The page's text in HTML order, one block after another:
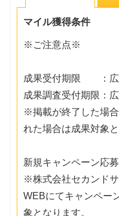
マイル獲得条件
※ご注意点※
成果受付期限 ：広
成果調査受付期限：
※掲載が終了した場
れた場合は成果対象と
新規キャンペーン応
※株式会社セカンドサ
WEBにてキャンペー
象となります。